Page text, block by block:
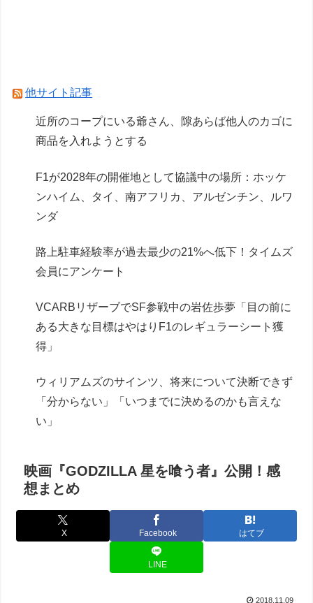
Powered by livedoor 相互RSS
他サイト記事
近所のコープにいる爺さん、隙あらば他人のカゴに
商品を入れようとする
F1が2028年の開催地として協議中の場所：ホッケ
ンハイム、タイ、南アフリカ、アルゼンチン、ルワ
ンダ
路上駐車経験率が過去最少の21%へ低下！タイムズ
会員にアンケート
VCARBリザーブでSF参戦中の岩佐歩夢「目の前に
ある大きな目標はやはりF1のレギュラーシート獲
得」
ウィリアムズのサインツ、将来について決断できず
「分からない」「いつまでに決めるのかも言えな
い」
映画『GODZILLA 星を喰う者』公開！感
想まとめ
X Facebook はてブ
LINE
2018.11.09